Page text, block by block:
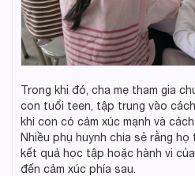
Trong khi đó, cha mẹ tham gia
con tuổi teen, tập trung vào
khi con có cảm xúc mạnh và
Nhiều phụ huynh chia sẻ rằng
kết quả học tập hoặc hành vi
đến cảm xúc phía sau.